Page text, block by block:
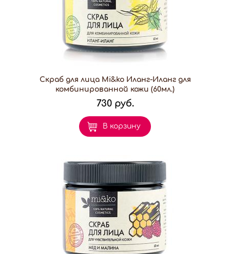
Скраб для лица Mi&ko Иланг-Иланг для
комбинированной кожи (60мл.)
730 руб.
В корзину